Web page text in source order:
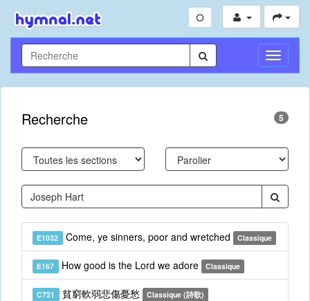
Toggle
Recherche 5
E1032 Come, ye sinners, poor and wretched Classique
E167 How good is the Lord we adore Classique
C721 貧窮軟弱悲傷憂愁 Classique (詩歌)